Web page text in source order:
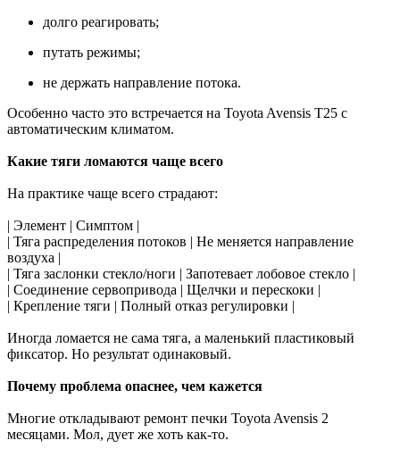
долго реагировать;
путать режимы;
не держать направление потока.
Особенно часто это встречается на Toyota Avensis T25 с
автоматическим климатом.
Какие тяги ломаются чаще всего
На практике чаще всего страдают:
| Элемент | Симптом |
| Тяга распределения потоков | Не меняется направление
воздуха |
| Тяга заслонки стекло/ноги | Запотевает лобовое стекло |
| Соединение сервопривода | Щелчки и перескоки |
| Крепление тяги | Полный отказ регулировки |
Иногда ломается не сама тяга, а маленький пластиковый
фиксатор. Но результат одинаковый.
Почему проблема опаснее, чем кажется
Многие откладывают ремонт печки Toyota Avensis 2
месяцами. Мол, дует же хоть как-то.